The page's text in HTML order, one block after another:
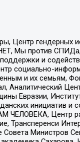
Центр гендерных
Мы против
и
социально-
и их семьям,
Аналитический
Евразии,
инициатив и
ЧЕЛОВЕКА, Центр
Трансперенси
Совета Министров